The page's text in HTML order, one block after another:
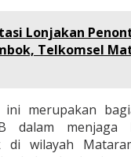
Lonjakan
Telkomsel
ini merupakan
dalam menjaga
di wilayah